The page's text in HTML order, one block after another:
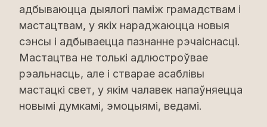
адбываюцца дыялогі паміж грамадствам і
мастацтвам, у якіх нараджаюцца новыя
сэнсы і адбываецца пазнанне рэчаіснасці.
Мастацтва не толькі адлюстроўвае
рэальнасць, але і стварае асаблівы
мастацкі свет, у якім чалавек напаўняецца
новымі думкамі, эмоцыямі, ведамі.